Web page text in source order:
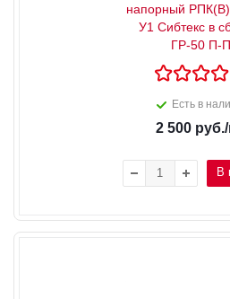
напорный
У1 Сибтекс в
ГР-50 П-П
Есть в
2 500руб.
В